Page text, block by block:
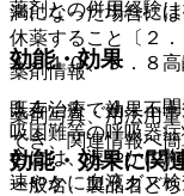
満になった場合に
休薬すること〔２
１．１０、９．８高
１１．１．４． 間
吸困難等の呼吸器
合には、速やかに
速やかに血液ガス
薬剤との併用経験は
効能・効果
既存治療で効果不
効能・効果に関
薬剤情報
薬剤写真、用法用
でき、関連情報へ
一般名、製品名ど